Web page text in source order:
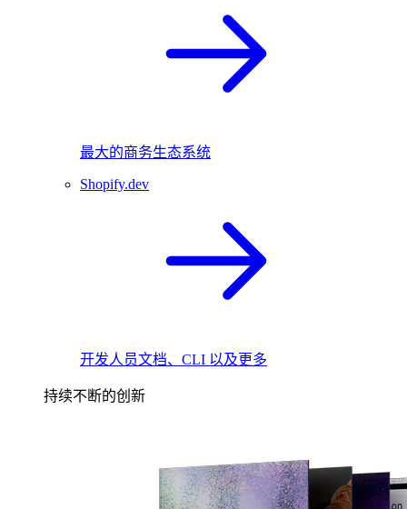
最大的商务生态系统
Shopify.dev
开发人员文档、CLI 以及更多
持续不断的创新